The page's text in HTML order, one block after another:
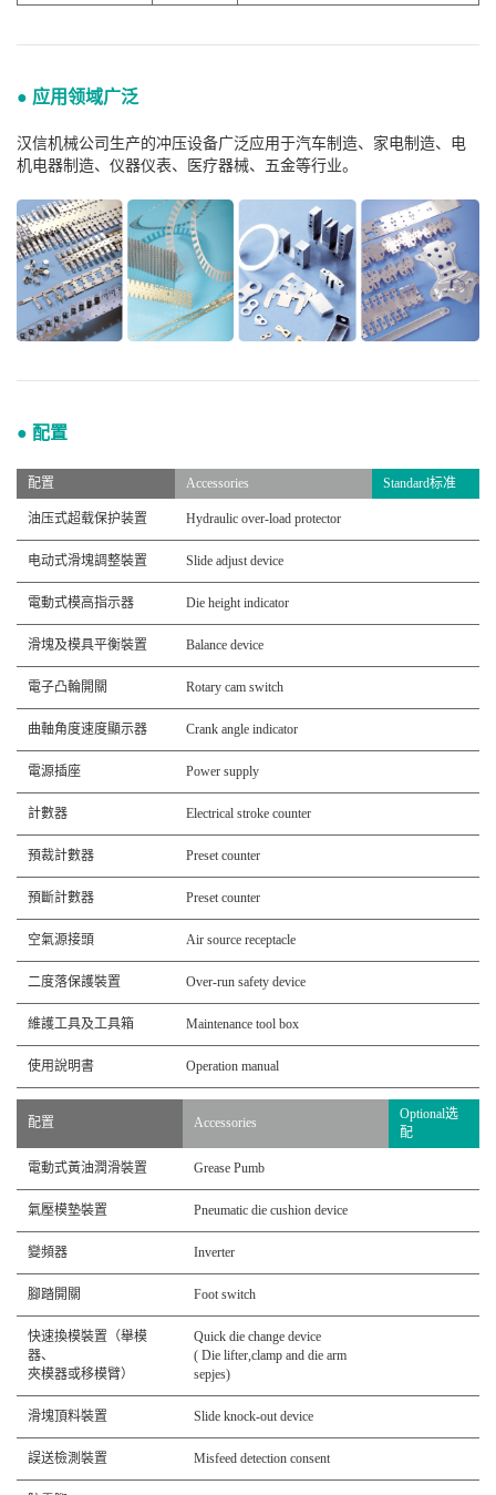
● 应用领域广泛
汉信机械公司生产的冲压设备广泛应用于汽车制造、家电制造、电
机电器制造、仪器仪表、医疗器械、五金等行业。
● 配置
配置 Accessories Standard标准
油压式超载保护装置 Hydraulic over-load protector
电动式滑塊調整裝置 Slide adjust device
電動式模高指示器 Die height indicator
滑塊及模具平衡裝置 Balance device
電子凸輪開關 Rotary cam switch
曲軸角度速度顯示器 Crank angle indicator
電源插座 Power supply
計數器 Electrical stroke counter
預裁計數器 Preset counter
預斷計數器 Preset counter
空氣源接頭 Air source receptacle
二度落保護裝置 Over-run safety device
維護工具及工具箱 Maintenance tool box
使用說明書 Operation manual
配置 Accessories
Optional选
配
電動式黃油潤滑裝置 Grease Pumb
氣壓模墊裝置 Pneumatic die cushion device
變頻器 Inverter
腳踏開關 Foot switch
快速換模裝置（舉模
器、
夾模器或移模臂）
Quick die change device
( Die lifter,clamp and die arm
sepjes)
滑塊頂料裝置 Slide knock-out device
誤送檢測裝置 Misfeed detection consent